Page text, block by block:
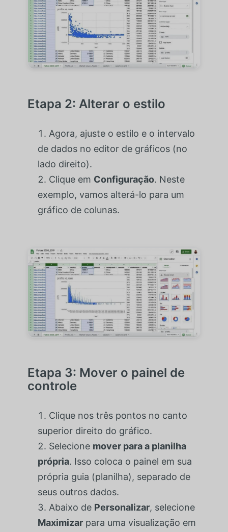
Etapa 2: Alterar o estilo
Agora, ajuste o estilo e o intervalo
de dados no editor de gráficos (no
lado direito).
Clique em Configuração. Neste
exemplo, vamos alterá-lo para um
gráfico de colunas.
Etapa 3: Mover o painel de
controle
Clique nos três pontos no canto
superior direito do gráfico.
Selecione mover para a planilha
própria. Isso coloca o painel em sua
própria guia (planilha), separado de
seus outros dados.
Abaixo de Personalizar, selecione
Maximizarpara uma visualização em